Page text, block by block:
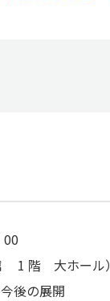
1 階 大ホール）
後の展開